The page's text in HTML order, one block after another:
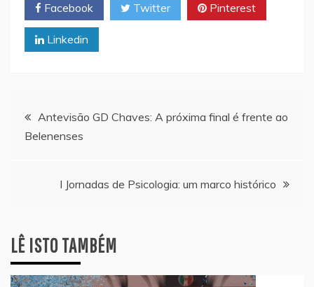
Facebook Twitter Pinterest
Linkedin
Navegação
artigos
Antevisão GD Chaves: A próxima final é frente ao
Belenenses
I Jornadas de Psicologia: um marco histórico
LÊ ISTO TAMBÉM